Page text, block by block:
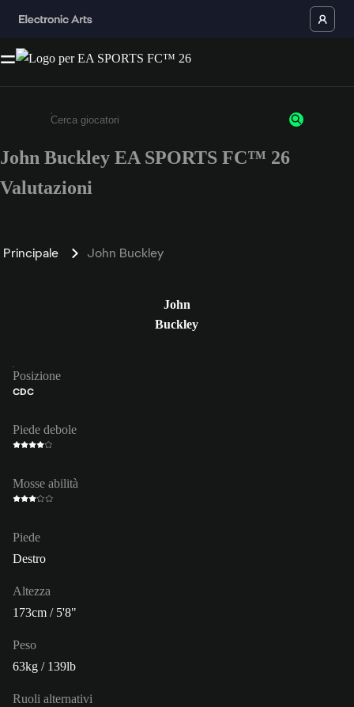
Inserisci un minimo di 3 caratteri o numeri.
John Buckley EA SPORTS FC™ 26
Valutazioni
Principale John Buckley
John
Buckley
Posizione
CDC
Piede debole
Mosse abilità
Piede
Destro
Altezza
173cm / 5'8"
Peso
63kg / 139lb
Ruoli alternativi